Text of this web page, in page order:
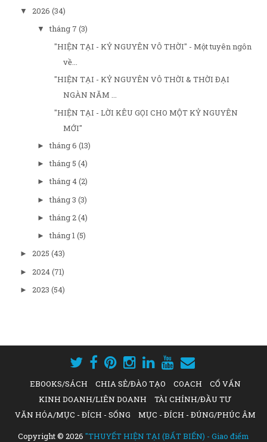
▼ 2026 (34)
▼tháng 7 (3)
"HIỆN TẠI - KỶ NGUYÊN VÔ THỜI" - Một tuyên ngôn
về...
"HIỆN TẠI - KỶ NGUYÊN VÔ THỜI & THỜI ĐẠI
NGÀN NĂM ...
"HIỆN TẠI - LỜI KÊU GỌI CHO MỘT KỶ NGUYÊN
MỚI"
►tháng 6 (13)
►tháng 5 (4)
►tháng 4(2)
►tháng 3 (3)
►tháng 2(4)
►tháng 1(5)
► 2025 (43)
► 2024(71)
► 2023 (54)
EBOOKS/SÁCH CHIA SẺ/ĐÀO TẠO COACH
CỐ VẤN
KINH DOANH/LIÊN DOANH
TÀI CHÍNH/ĐẦU TƯ
VĂN HÓA/MỤC - ĐÍCH - SỐNG
MỤC - ĐÍCH - ĐÚNG/PHÚC ÂM
Copyright © 2026 "THUYẾT HIỆN TẠI (BẤT BIẾN) - Giao điểm